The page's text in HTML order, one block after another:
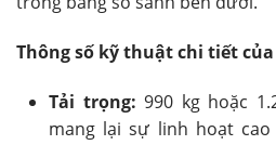
Thông số kỹ thuật chi tiết của
Tải trọng: 990 kg hoặc
mang lại sự linh hoạt